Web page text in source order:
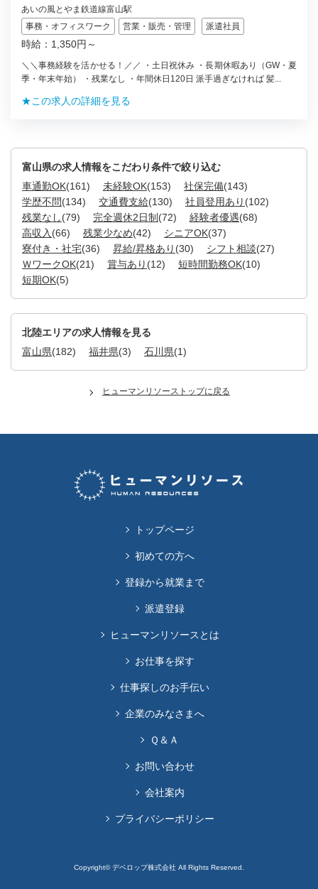
あいの風とやま鉄道線富山駅
事務・オフィスワーク
営業・販売・管理 派遣社員
時給：1,350円～
＼＼事務経験を活かせる！／／ ・土日祝休み ・長期休暇あり（GW・夏
季・年末年始） ・残業なし ・年間休日120日 派手過ぎなければ 髪...
★この求人の詳細を見る
富山県の求人情報をこだわり条件で絞り込む
車通勤OK(161) 未経験OK(153) 社保完備(143)
学歴不問(134) 交通費支給(130) 社員登用あり (102)
残業なし(79) 完全週休2日制 (72) 経験者優遇(68)
高収入 (66) 残業少なめ(42) シニアOK(37)
寮付き・社宅(36) 昇給/昇格あり (30) シフト相談(27)
ＷワークOK(21) 賞与あり (12) 短時間勤務OK(10)
短期OK(5)
北陸エリアの求人情報を見る
富山県(182) 福井県(3) 石川県(1)
ヒューマンリソーストップに戻る
トップページ
初めての方へ
登録から就業まで
派遣登録
ヒューマンリソースとは
お仕事を探す
仕事探しのお手伝い
企業のみなさまへ
Ｑ＆Ａ
お問い合わせ
会社案内
プライバシーポリシー
Copyright© デベロップ株式会社 All Rights Reserved.